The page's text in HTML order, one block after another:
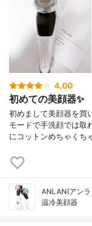
4.00
初めての美顔器✨
初めまして美顔器を買
モードで手洗顔では取
にコットンめちゃくち
ANLAN(アンラ
温冷美顔器